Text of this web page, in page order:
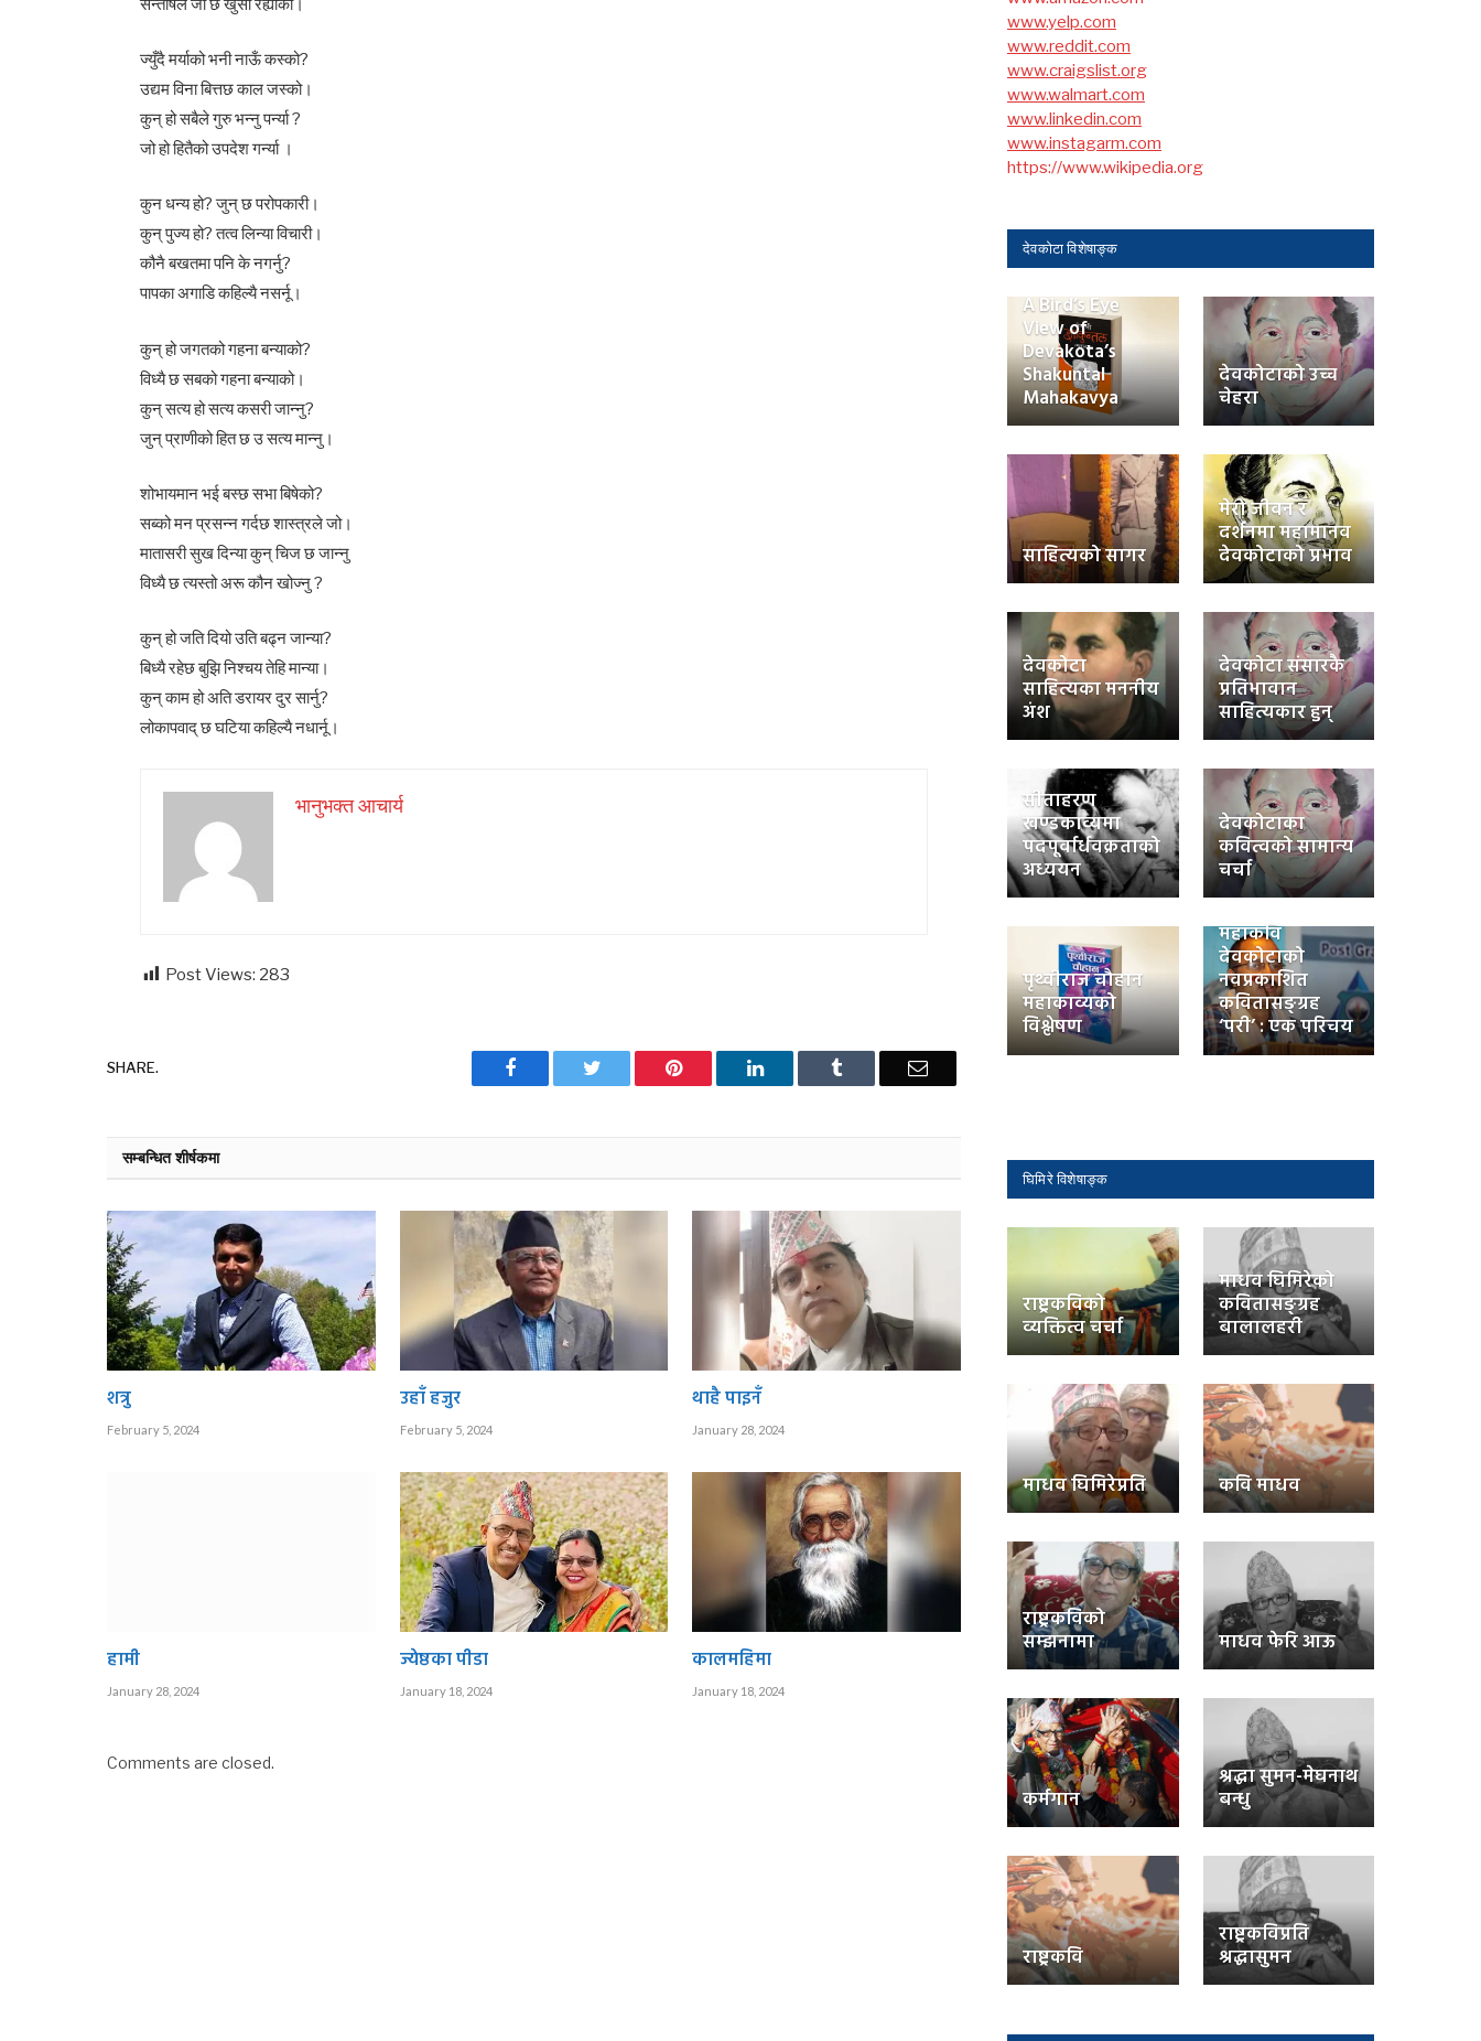
सन्तोषले जो छ खुसी रह्याको।
ज्युँदै मर्याको भनी नाऊँ कस्को?
उद्यम विना बित्तछ काल जस्को।
कुन् हो सबैले गुरु भन्नु पर्न्या ?
जो हो हितैको उपदेश गर्न्या ।
कुन धन्य हो? जुन् छ परोपकारी।
कुन् पुज्य हो? तत्व लिन्या विचारी।
कौनै बखतमा पनि के नगर्नु?
पापका अगाडि कहिल्यै नसर्नू।
कुन् हो जगतको गहना बन्याको?
विध्यै छ सबको गहना बन्याको।
कुन् सत्य हो सत्य कसरी जान्नु?
जुन् प्राणीको हित छ उ सत्य मान्नु।
शोभायमान भई बस्छ सभा बिषेको?
सब्को मन प्रसन्न गर्दछ शास्त्रले जो।
मातासरी सुख दिन्या कुन् चिज छ जान्नु
विध्यै छ त्यस्तो अरू कौन खोज्नु ?
कुन् हो जति दियो उति बढ्न जान्या?
बिध्यै रहेछ बुझि निश्चय तेहि मान्या।
कुन् काम हो अति डरायर दुर सार्नु?
लोकापवाद् छ घटिया कहिल्यै नधार्नू।
भानुभक्त आचार्य
Post Views: 283
SHARE. Facebook Twitter Pinterest LinkedIn Tumblr Email
सम्बन्धित शीर्षकमा
शत्रु
February 5, 2024
उहाँ हजुर
February 5, 2024
थाहै पाइनँ
January 28, 2024
हामी
January 28, 2024
ज्येष्ठका पीडा
January 18, 2024
कालमहिमा
January 18, 2024
Comments are closed.
www.yelp.com
www.reddit.com
www.craigslist.org
www.walmart.com
www.linkedin.com
www.instagarm.com
https://www.wikipedia.org
देवकोटा विशेषाङ्क
A Bird’s Eye
View of
Devakota’s
Shakuntal
Mahakavya
देवकोटाको उच्च
चेहरा
साहित्यको सागर
मेरो जीवन र
दर्शनमा महामानव
देवकोटाको प्रभाव
देवकोटा
साहित्यका मननीय
अंश
देवकोटा संसारकै
प्रतिभावान
साहित्यकार हुन्
सीताहरण
खण्डकाव्यमा
पदपूर्वार्धवक्रताको
अध्ययन
देवकोटाका
कवित्वको सामान्य
चर्चा
पृथ्वीराज चौहान
महाकाव्यको
विश्लेषण
महाकवि
देवकोटाको
नवप्रकाशित
कवितासङ्ग्रह
‘परी’ : एक परिचय
घिमिरे विशेषाङ्क
राष्ट्रकविको
व्यक्तित्व चर्चा
माधव घिमिरेको
कवितासङ्ग्रह
बालालहरी
माधव घिमिरेप्रति कवि माधव
राष्ट्रकविको
सम्झनामा माधव फेरि आऊ
कर्मगान
श्रद्धा सुमन-मेघनाथ
बन्धु
राष्ट्रकवि
राष्ट्रकविप्रति
श्रद्धासुमन